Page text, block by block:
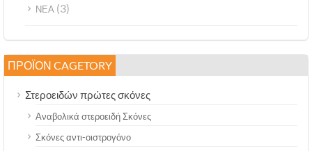
ΝΕΑ (3)
ΠΡΟΪΌΝ CAGETORY
Στεροειδών πρώτες σκόνες
Αναβολικά στεροειδή Σκόνες
Σκόνες αντι-οιστρογόνο